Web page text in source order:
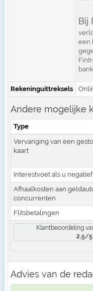
Bij
een
Rekeninguittreksels
Andere mogelijke
Type
Vervanging van een
kaart
Interestvoet als u
Afhaalkosten aan
concurrenten
Flitsbetalingen
Klantbeoordeling
2,5/5
Advies van de